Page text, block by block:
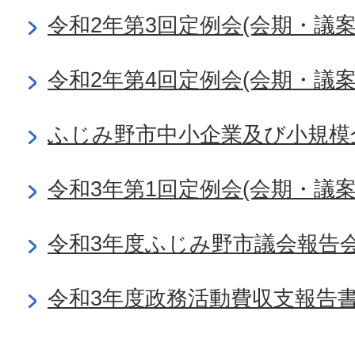
令和2年第3回定例会(会期・議
令和2年第4回定例会(会期・議
ふじみ野市中小企業及び小規
令和3年第1回定例会(会期・議
令和3年度ふじみ野市議会報告
令和3年度政務活動費収支報告